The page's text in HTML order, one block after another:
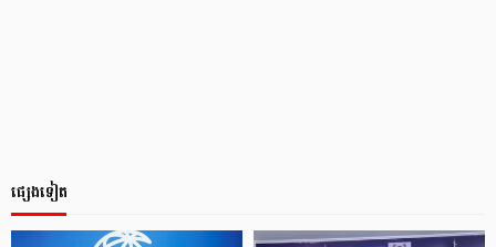
ផ្សេងទៀត